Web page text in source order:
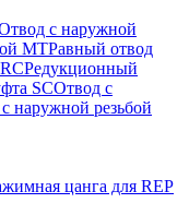
с наружной
MTРавный отвод
Редукционный
SCОтвод с
наружной резьбой
цанга для REP